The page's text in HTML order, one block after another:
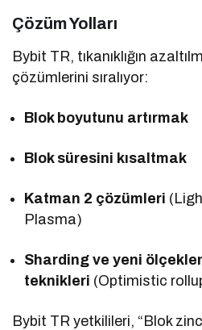
Çözüm Yolları
Bybit TR, tıkanıklığın
çözümlerini sıralıyor:
Blok boyutunu artırmak
Blok süresini kısaltmak
Katman 2 çözümleri
Plasma)
Sharding ve yeni
teknikleri (Optimistic
Bybit TR yetkilileri, “Blok